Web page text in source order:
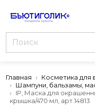
Главная Косметика для
Шампуни, бальзамы,
IP, Маска для
крышка/470 мл, арт.14813